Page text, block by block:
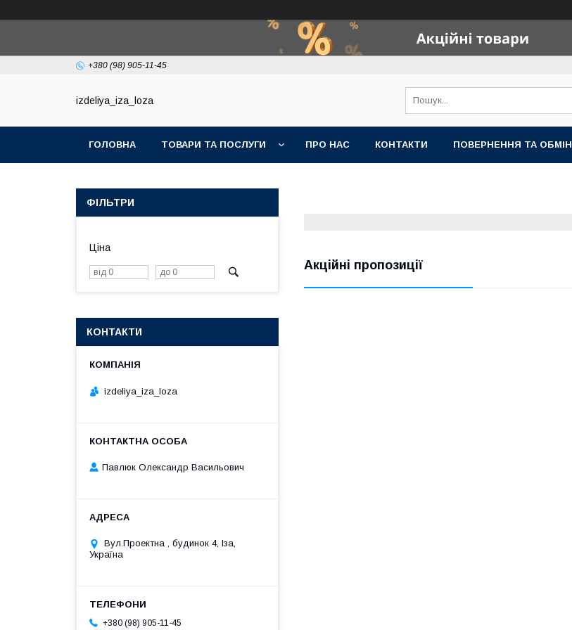
+380 (98) 905-11-45
izdeliya_iza_loza
ГОЛОВНА ТОВАРИ ТА ПОСЛУГИ ПРО НАС КОНТАКТИ ПОВЕРНЕННЯ ТА ОБМІН
Акційні пропозиції
ФІЛЬТРИ
Ціна
КОНТАКТИ
izdeliya_iza_loza
Павлюк Олександр Васильович
Вул.Проектна , будинок 4, Іза,
Україна
+380 (98) 905-11-45